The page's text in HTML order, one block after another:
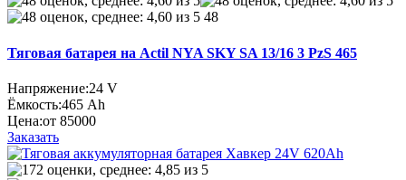
48
Тяговая батарея на Actil NYA SKY SA 13/16 3 PzS 465
Напряжение:24 V
Ёмкость:465 Ah
Цена:от 85000
Заказать